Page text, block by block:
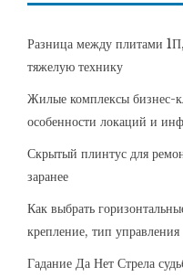
Разница между плитами
тяжелую технику
Жилые комплексы бизнес-
особенности локаций и
Скрытый плинтус для
заранее
Как выбрать
крепление, тип
Гадание Да Нет Стрела